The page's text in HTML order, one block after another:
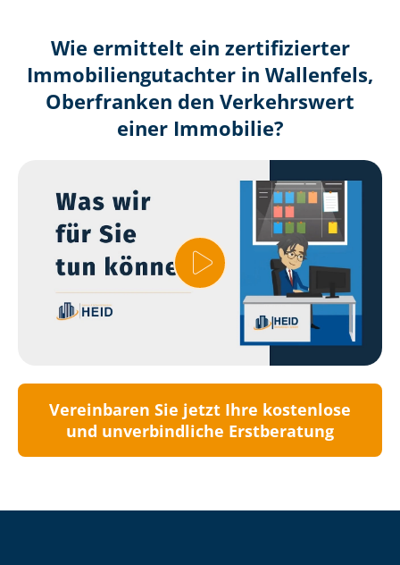
Wie ermittelt ein zertifizierter
Immobilien­gutachter in Wallenfels,
Oberfranken den Verkehrswert
einer Immobilie?
Vereinbaren Sie jetzt Ihre kostenlose
und unverbindliche Erstberatung